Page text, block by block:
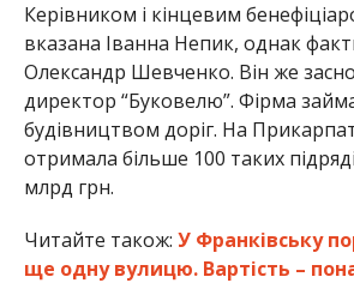
Керівником і кінцевим
вказана Іванна Непик, однак
Олександр Шевченко. Він же
директор “Буковелю”. Фірма
будівництвом доріг. На
отримала більше 100 таких
млрд грн.
Читайте також: У Франківську
ще одну вулицю. Вартість –